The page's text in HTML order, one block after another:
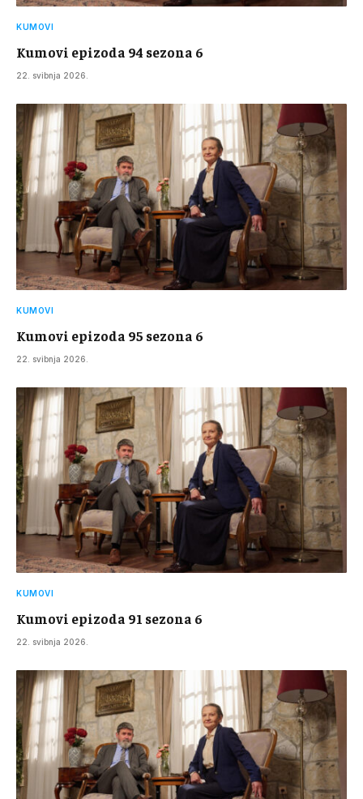
KUMOVI
Kumovi epizoda 94 sezona 6
22. svibnja 2026.
KUMOVI
Kumovi epizoda 95 sezona 6
22. svibnja 2026.
KUMOVI
Kumovi epizoda 91 sezona 6
22. svibnja 2026.